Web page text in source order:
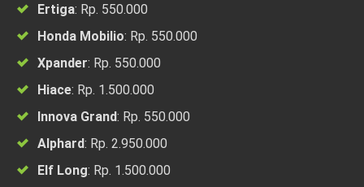
Ertiga: Rp. 550.000
Honda Mobilio: Rp. 550.000
Xpander: Rp. 550.000
Hiace: Rp. 1.500.000
Innova Grand: Rp. 550.000
Alphard: Rp. 2.950.000
Elf Long: Rp. 1.500.000